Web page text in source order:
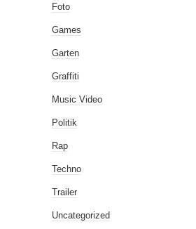
Foto
Games
Garten
Graffiti
Music Video
Politik
Rap
Techno
Trailer
Uncategorized